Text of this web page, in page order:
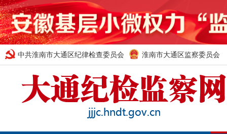
中共淮南市大通区纪律检查委员会 淮南市大通区监察委员会